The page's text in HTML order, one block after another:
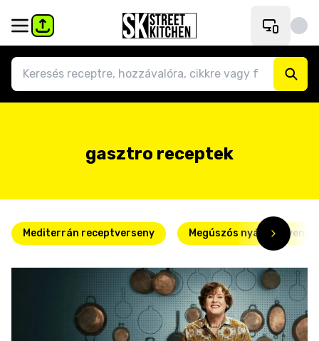
gasztro receptek
Mediterrán receptverseny Megúszós nyári